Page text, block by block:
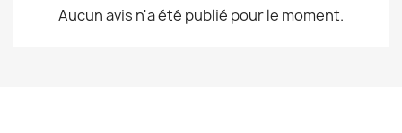
Aucun avis n'a été publié pour le moment.